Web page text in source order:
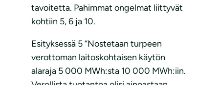
tavoitetta. Pahimmat ongelmat liittyvät
kohtiin 5, 6 ja 10.
Esityksessä 5 “Nostetaan turpeen
verottoman laitoskohtaisen käytön
alaraja 5 000 MWh:sta 10 000 MWh:iin.